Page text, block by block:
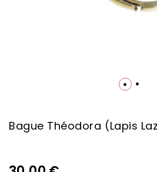
Bague Théodora (Lapis
beginning
gallery